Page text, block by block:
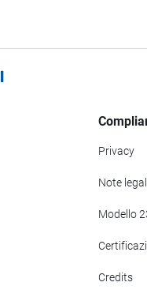
Privacy
Note
Modello
Credits